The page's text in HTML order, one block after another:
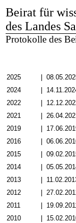
Beirat für
des Landes
Protokolle des
2025 |
2024
|
2022
|
2021
|
2019
|
2016
|
2015
|
2014
|
2013
|
2012
|
2011
|
2010
|